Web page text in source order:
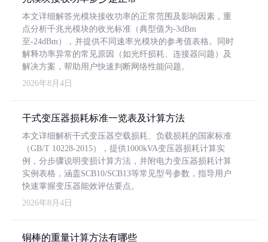
本文详细解答光模块接收功率的正常范围及影响因素，重
点分析千兆光模块的收光标准（典型值为-3dBm
至-24dBm），并提供不同速率光模块的参考值表格。同时
解释功率异常的常见原因（如光纤损耗、连接器问题）及
解决方案，帮助用户快速判断网络性能问题。
2026年8月4日
干式变压器损耗标准一览表及计算方法
本文详细解析干式变压器空载损耗、负载损耗的国家标准
（GB/T 10228-2015），提供1000kVA变压器损耗计算实
例，分步骤说明变损计算方法，并附电力变压器损耗计算
实例表格，涵盖SCB10/SCB13等常见型号参数，指导用户
快速掌握变压器能效评估要点。
2026年8月4日
铜棒的重量计算方法有哪些